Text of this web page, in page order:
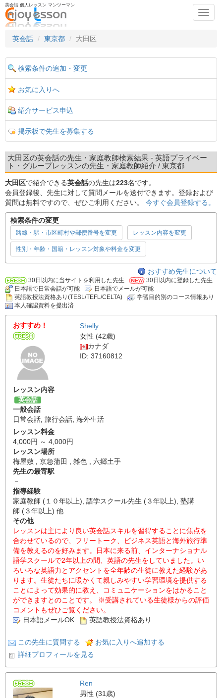
英会話 個人レッスン マンツーマン
英会話
東京都 大田区
検索条件の追加・変更
お気に入りへ
紹介サービス申込
掲示板で先生を募集する
大田区の英会話の先生・家庭教師検索結果 - 英語プライベー
ト・グループレッスンの先生・家庭教師紹介 / 東京都
大田区で紹介できる英会話の先生は223名です。
会員登録後、先生に対して質問メールを送付できます。登録および
質問は無料ですので、ぜひご利用ください。 今すぐ会員登録する。
検索条件の変更
路線・駅・市区町村や郵便番号を変更 レッスン内容を変更
性別・年齢・国籍・レッスン対象や料金を変更
おすすめ先生について
30日以内に当サイトを利用した先生
30日以内に登録した先生
日本語で日常会話が可能
日本語でメールが可能
英語教授法資格あり(TESL/TEFL/CELTA)
学習目的別のコース情報あり
本人確認資料を提出済
おすすめ！
Shelly
女性 (42歳)
カナダ
ID: 37160812
レッスン内容
英会話
一般会話
日常会話, 旅行会話, 海外生活
レッスン料金
4,000円 ～ 4,000円
レッスン場所
梅屋敷 , 京急蒲田 , 雑色 , 六郷土手
先生の最寄駅
－
指導経験
家庭教師 (１０年以上), 語学スクール先生 (３年以上), 塾講
師 (３年以上) 他
その他
レッスンは主により良い英会話スキルを習得することに焦点を
合わせているので、フリートーク、ビジネス英語と海外旅行準
備を教えるのを好みます。日本に来る前、インターナショナル
語学スクールで2年以上の間、英語の先生をしていました。い
ろいろな英語力とアクセントを全年齢の生徒に教えた経験があ
ります。生徒たちに暖かくて親しみやすい学習環境を提供する
ことによって効果的に教え、コミュニケーションをはかること
ができますとのことです。 ※受講されている生徒様からの評価
コメントもぜひご覧ください。
日本語メールOK
英語教授法資格あり
この先生に質問する
お気に入りへ追加する
詳細プロフィールを見る
Ren
男性 (31歳)